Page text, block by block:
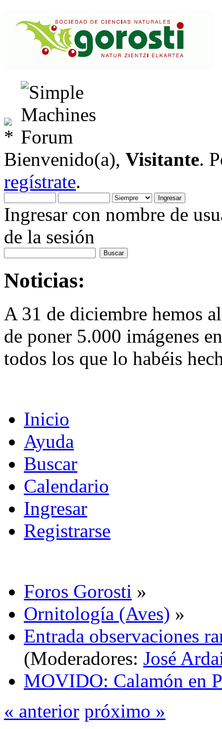
Bienvenido(a), Visitante.
regístrate.
Ingresar con nombre de
de la sesión
Noticias:
A 31 de diciembre hemos
de poner 5.000 imágenes
todos los que lo habéis
Inicio
Ayuda
Buscar
Calendario
Ingresar
Registrarse
Foros Gorosti »
Ornitología (Aves) »
Entrada observaciones
(Moderadores: José
MOVIDO: Calamón en
« anterior próximo »